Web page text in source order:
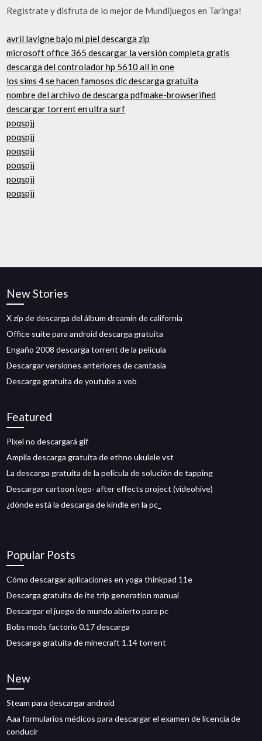
Registrate y disfruta de lo mejor de Mundijuegos en Taringa!
avril lavigne bajo mi piel descarga zip
microsoft office 365 descargar la versión completa gratis
descarga del controlador hp 5610 all in one
los sims 4 se hacen famosos dlc descarga gratuita
nombre del archivo de descarga pdfmake-browserified
descargar torrent en ultra surf
poqspjj
poqspjj
poqspjj
poqspjj
poqspjj
poqspjj
New Stories
X zip de descarga del álbum dreamin de california
Office suite para android descarga gratuita
Engaño 2008 descarga torrent de la película
Descargar versiones anteriores de camtasia
Descarga gratuita de youtube a vob
Featured
Pixel no descargará gif
Amplia descarga gratuita de ethno ukulele vst
La descarga gratuita de la película de solución de tapping
Descargar cartoon logo- after effects project (videohive)
¿dónde está la descarga de kindle en la pc_
Popular Posts
Cómo descargar aplicaciones en yoga thinkpad 11e
Descarga gratuita de ite trip generation manual
Descargar el juego de mundo abierto para pc
Bobs mods factorio 0.17 descarga
Descarga gratuita de minecraft 1.14 torrent
New
Steam para descargar android
Aaa formularios médicos para descargar el examen de licencia de
conducir